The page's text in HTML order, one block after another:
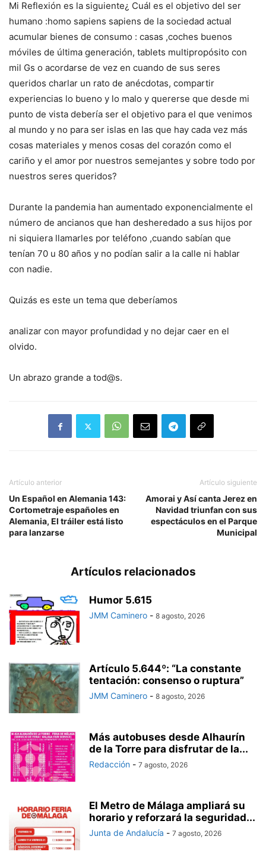
Mi Reflexión es la siguiente¿ Cuál es el objetivo del ser
humano :homo sapiens sapiens de la sociedad actual
acumular bienes de consumo : casas ,coches buenos
móviles de última generación, tablets multipropósito con
mil Gs o acordarse de vez en cuando de sus seres
queridos charlar un rato de anécdotas, compartir
experiencias lo bueno y lo malo y quererse que desde mi
punto de vista debería ser el objetivo para el que venimos
al mundo y no para ser islas en las que hay cada vez más
cosas materiales y menos cosas del corazón como el
cariño y el amor por nuestros semejantes y sobre todo por
nuestros seres queridos?
Durante la pandemia han aumentado exponencialmente el
número de ancianos que han desheredado a sus hijos por
ni siquiera llamarles por teléfono ,cuando sabían que
tenían 70 u 80 años y no podían salir a la calle ni hablar
con nadie.
Quizás es este un tema que deberíamos
analizar con mayor profundidad y no dejar caer en el
olvido.
Un abrazo grande a tod@s.
Artículo anterior
Un Español en Alemania 143:
Cortometraje españoles en
Alemania, El tráiler está listo
para lanzarse
Artículo siguiente
Amorai y Así canta Jerez en
Navidad triunfan con sus
espectáculos en el Parque
Municipal
Artículos relacionados
Humor 5.615
JMM Caminero - 8 agosto, 2026
Artículo 5.644º: “La constante
tentación: consenso o ruptura”
JMM Caminero - 8 agosto, 2026
Más autobuses desde Alhaurín
de la Torre para disfrutar de la...
Redacción - 7 agosto, 2026
El Metro de Málaga ampliará su
horario y reforzará la seguridad...
Junta de Andalucía - 7 agosto, 2026